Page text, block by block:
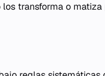
transforma o